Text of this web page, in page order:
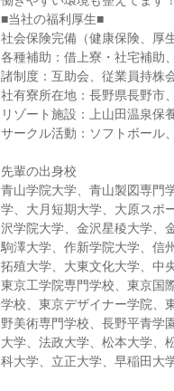
■当社の福利厚生■
社会保険完備（健康保険、厚
各種補助：借上寮・社宅補助
諸制度：互助会、従業員持株
社有寮所在地：長野県長野市
リゾート施設：上山田温泉保
サークル活動：ソフトボール
先輩の出身校
青山学院大学、青山製図専門
学、大月短期大学、大原スポ
沢学院大学、金沢星稜大学、
駒澤大学、作新学院大学、信
拓殖大学、大東文化大学、中
東京工学院専門学校、東京国
学校、東京デザイナー学院、
野美術専門学校、長野平青学
大学、法政大学、松本大学、
科大学、立正大学、早稲田大